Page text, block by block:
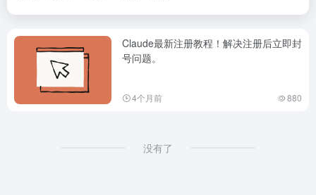
Claude最新注册教程！解决注册后立即封
号问题。
4个月前 880
没有了